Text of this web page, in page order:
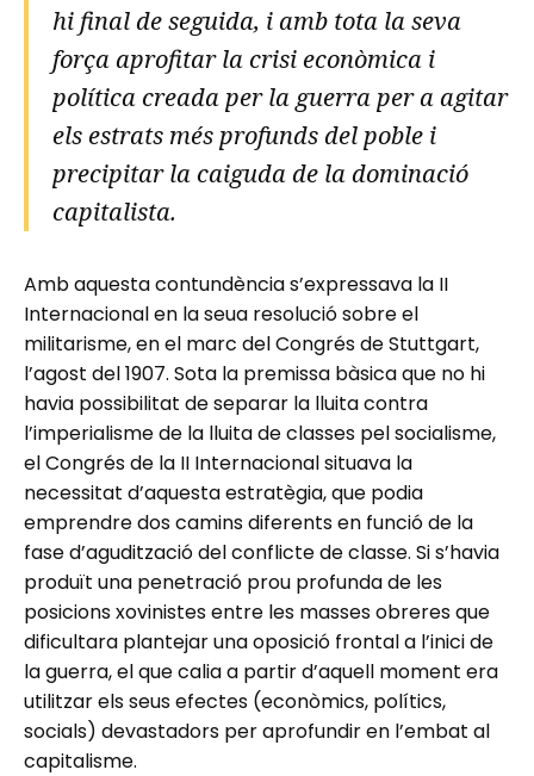
hi final de seguida, i amb tota la seva
força aprofitar la crisi econòmica i
política creada per la guerra per a agitar
els estrats més profunds del poble i
precipitar la caiguda de la dominació
capitalista.
Amb aquesta contundència s’expressava la II
Internacional en la seua resolució sobre el
militarisme, en el marc del Congrés de Stuttgart,
l’agost del 1907. Sota la premissa bàsica que no hi
havia possibilitat de separar la lluita contra
l’imperialisme de la lluita de classes pel socialisme,
el Congrés de la II Internacional situava la
necessitat d’aquesta estratègia, que podia
emprendre dos camins diferents en funció de la
fase d’agudització del conflicte de classe. Si s’havia
produït una penetració prou profunda de les
posicions xovinistes entre les masses obreres que
dificultara plantejar una oposició frontal a l’inici de
la guerra, el que calia a partir d’aquell moment era
utilitzar els seus efectes (econòmics, polítics,
socials) devastadors per aprofundir en l’embat al
capitalisme.